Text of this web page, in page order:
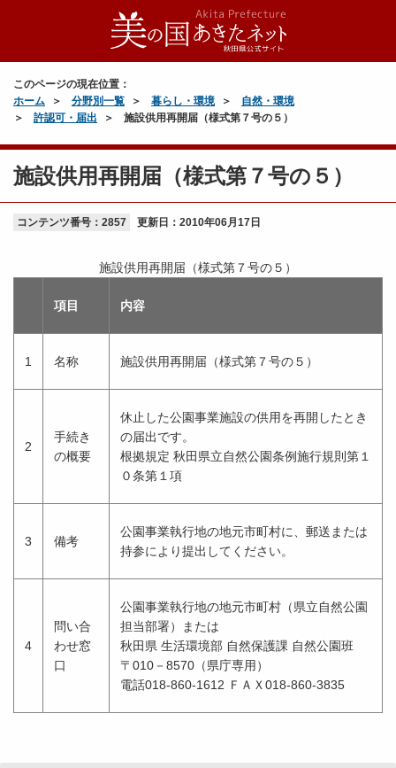
このページの現在位置：
ホーム
分野別一覧 暮らし・環境
自然・環境
許認可・届出
施設供用再開届（様式第７号の５）
施設供用再開届（様式第７号の５）
コンテンツ番号：2857 更新日： 2010年06月17日
項目 内容
施設供用再開届（様式第７号の５）
1 名称 施設供用再開届（様式第７号の５）
2
手続き
の概要
休止した公園事業施設の供用を再開したとき
の届出です。
根拠規定 秋田県立自然公園条例施行規則第１
０条第１項
3 備考
公園事業執行地の地元市町村に、郵送または
持参により提出してください。
4
問い合
わせ窓
口
公園事業執行地の地元市町村（県立自然公園
担当部署）または
秋田県 生活環境部 自然保護課 自然公園班
〒010－8570（県庁専用）
電話018-860-1612 ＦＡＸ018-860-3835